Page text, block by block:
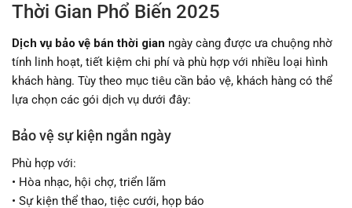
Thời Gian Phổ Biến 2025
Dịch vụ bảo vệ bán thời gian ngày càng được ưa chuộng nhờ
tính linh hoạt, tiết kiệm chi phí và phù hợp với nhiều loại hình
khách hàng. Tùy theo mục tiêu cần bảo vệ, khách hàng có thể
lựa chọn các gói dịch vụ dưới đây:
Bảo vệ sự kiện ngắn ngày
Phù hợp với:
• Hòa nhạc, hội chợ, triển lãm
• Sự kiện thể thao, tiệc cưới, họp báo